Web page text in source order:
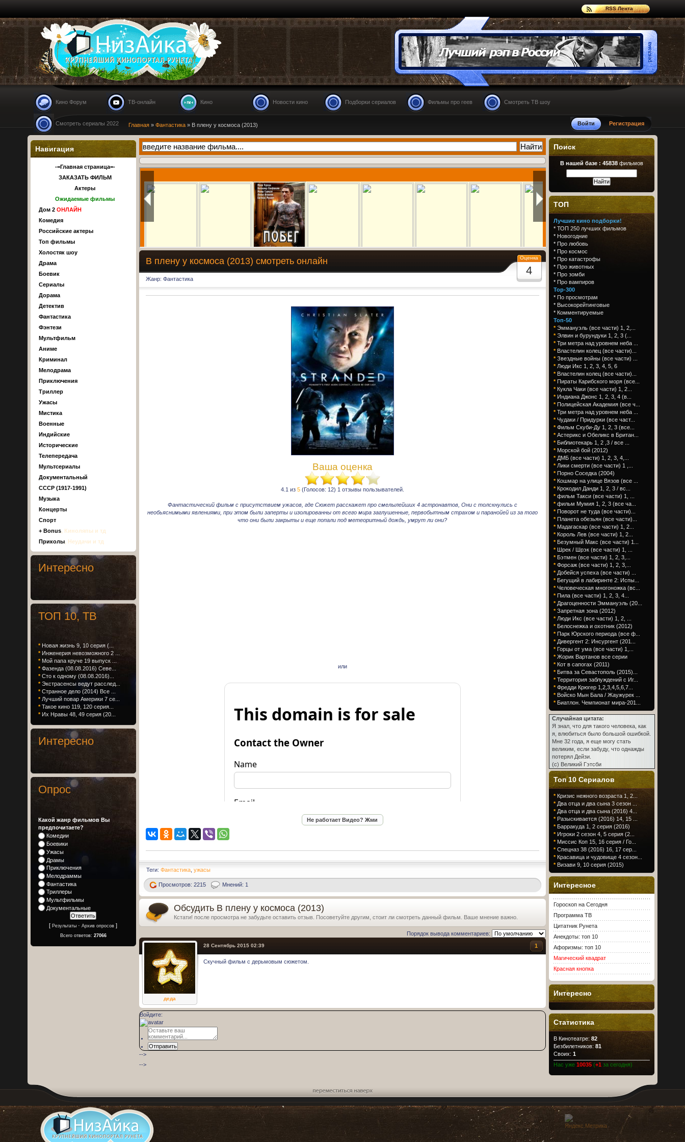
RSS Лента
Nizaika.ru
Кино Форум ТВ-онлайн Кино Новости кино Подборки сериалов Фильмы про геев Смотреть ТВ шоу
Смотреть сериалы 2022 Войти Регистрация
Главная» Фантастика» В плену у космоса (2013)
В плену у космоса (2013) смотреть онлайн
Жанр: Фантастика
Оценка
4
Ваша оценка
4.1 из 5(Голосов: 12) 1 отзывы пользывателей.
Фантастический фильм с присутствием ужасов, где Сюжет расскажет про смелылейших 4 астронавтов, Они с толскнулись с
необьяснимыми явлениями, при этом были заперты и изолированны от всего мира заглушенные, первобытным страхом и паранойей из за того
что они были закрыты и еще попали под метеоритный дождь, умрут ли они?
или
Теги: Фантастика, ужасы
Просмотров: 2215 Мнений: 1
Обсудить В плену у космоса (2013)
Кстати! после просмотра не забудьте оставить отзыв. Посоветуйте другим, стоит ли смотреть данный фильм. Ваше мнение важно.
Порядок вывода комментариев:
28 Сентябрь 2015 02:39 1
деда
Скучный фильм с дерьмовым сюжетом.
Войдите:
Отправить
-->
-->
Поиск
В нашей базе : 45838 фильмов
ТОП
Лучшие кино подборки!
*ТОП 250 лучших фильмов
* Новогодние
*Про любовь
*Про космос
*Про катастрофы
*Про животных
*Про зомби
*Про вампиров
Top-300
*По просмотрам
* Высокорейтинговые
* Комментируемые
Топ-50
* Эммануэль (все части) 1, 2,...
* Элвин и бурундуки 1, 2, 3 (...
* Три метра над уровнем неба ...
* Властелин колец (все части)...
* Звездные войны (все части) ...
* Люди Икс 1, 2, 3, 4, 5, 6
* Властелин колец (все части)...
* Пираты Карибского моря (все...
* Кукла Чаки (все части) 1, 2...
* Индиана Джонс 1, 2, 3, 4 (в...
* Полицейская Академия (все ч...
* Три метра над уровнем неба ...
* Чудаки / Придурки (все част...
* Фильм Скуби-Ду 1, 2, 3 (все...
* Астерикс и Обеликс в Британ...
* Библиотекарь 1, 2 ,3 / все ...
* Морской бой (2012)
* ДМБ (все части) 1, 2, 3, 4,...
* Лики смерти (все части) 1 ,...
* Порно Соседка (2004)
* Кошмар на улице Вязов (все ...
* Крокодил Данди 1, 2, 3 / вс...
* фильм Такси (все части) 1, ...
* фильм Мумия 1, 2, 3 (все ча...
* Поворот не туда (все части)...
* Планета обезьян (все части)...
* Мадагаскар (все части) 1, 2...
* Король Лев (все части) 1, 2...
* Безумный Макс (все части) 1...
* Шрек / Шрэк (все части) 1, ...
* Бэтмен (все части) 1, 2, 3,...
* Форсаж (все части) 1, 2, 3,...
* Добейся успеха (все части) ...
* Бегущий в лабиринте 2: Испы...
* Человеческая многоножка (вс...
* Пила (все части) 1, 2, 3, 4...
* Драгоценности Эммануэль (20...
* Запретная зона (2012)
* Люди Икс (все части) 1, 2, ...
* Белоснежка и охотник (2012)
* Парк Юрского периода (все ф...
* Дивергент 2: Инсургент (201...
* Горцы от ума (все части) 1,...
* Жорик Вартанов все серии
* Кот в сапогах (2011)
* Битва за Севастополь (2015)...
* Территория заблуждений с Иг...
* Фредди Крюгер 1,2,3,4,5,6,7...
* Войско Мын Бала / Жаужүрек ...
* Биатлон. Чемпионат мира-201...
Случайная цитата:
Я знал, что для такого человека, как
я, влюбиться было большой ошибкой.
Мне 32 года, я еще могу стать
великим, если забуду, что однажды
потерял Дейзи.
(c) Великий Гэтсби
Топ 10 Сериалов
* Кризис нежного возраста 1, 2...
* Два отца и два сына 3 сезон ...
* Два отца и два сына (2016) 4...
* Разыскивается (2016) 14, 15 ...
* Барракуда 1, 2 серия (2016)
* Игроки 2 сезон 4, 5 серия (2...
* Миссис Коп 15, 16 серия / Го...
* Спецназ 38 (2016) 16, 17 сер...
* Красавица и чудовище 4 сезон...
* Визави 9, 10 серия (2015)
Интересное
Гороскоп на Сегодня
Программа ТВ
Цитатник Рунета
Анекдоты: топ 10
Афоризмы: топ 10
Магический квадрат
Красная кнопка
Интересно
Статистика
В Кинотеатре:82
Безбилетников:81
Своих:1
Нас уже10035 (+1 за сегодня)
Навигация
-=Главная страница=-
ЗАКАЗАТЬ ФИЛЬМ
Актеры
Ожидаемые фильмы
Дом 2 ОНЛАЙН
Комедия
Российские актеры
Топ фильмы
Холостяк шоу
Драма
Боевик
Сериалы
Дорама
Детектив
Фантастика
Фэнтези
Мультфильм
Аниме
Криминал
Мелодрама
Приключения
Триллер
Ужасы
Мистика
Военные
Индийские
Исторические
Телепередача
Мультсериалы
Документальный
СССР (1917-1991)
Музыка
Концерты
Спорт
+ Bonus, Киноляпы и тд
Приколы, Неудачи и тд
Интересно
ТОП 10, ТВ
* Новая жизнь 9, 10 серия (...
* Инженерия невозможного 2 ...
* Мой папа круче 19 выпуск ...
* Фазенда (08.08.2016) Севе...
* Сто к одному (08.08.2016)...
* Экстрасенсы ведут расслед...
* Странное дело (2014) Все ...
* Лучший повар Америки 7 се...
* Такое кино 119, 120 серия...
* Их Нравы 48, 49 серия (20...
Интересно
Опрос
Какой жанр фильмов Вы
предпочитаете?
Комедии
Боевики
Ужасы
Драмы
Приключения
Мелодраммы
Фантастика
Триллеры
Мультфильмы
Документальные
[Результаты ·Архив опросов ]
Всего ответов: 27066